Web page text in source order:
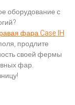
оборудование с
фара Case IH
продлите
своей фермы
фар.